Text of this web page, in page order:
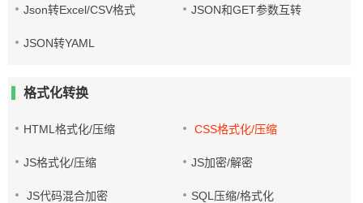
Json转Excel/CSV格式 JSON和GET参数互转
JSON转YAML
格式化转换
HTML格式化/压缩 CSS格式化/压缩
JS格式化/压缩 JS加密/解密
JS代码混合加密 SQL压缩/格式化